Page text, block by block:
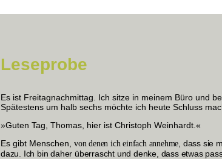
Leseprobe
Es ist Freitagnachmittag. Ich sitze in meinem Büro und
Spätestens um halb sechs möchte ich heute Schluss
»Guten Tag, Thomas, hier ist Christoph Weinhardt.«
Es gibt Menschen, von denen ich einfach annehme , dass sie
dazu. Ich bin daher überrascht und denke, dass etwas